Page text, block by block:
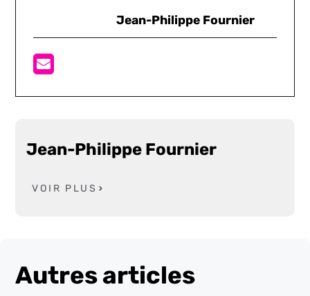
Jean-Philippe Fournier
Jean-Philippe Fournier
VOIR PLUS
Autres articles